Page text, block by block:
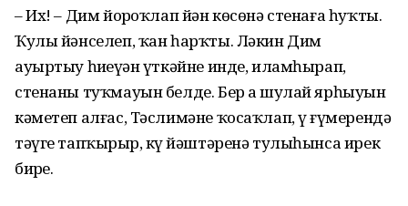
– Их! – Дим йоҙроҡлап йән көсөнә стенаға һуҡты.
Ҡулы йәнселеп, ҡан һарҡты. Ләкин Дим
ауыртыу һиҙеүҙән үткәйне инде, иламһырап,
стенаны туҡмауын белде. Бер аҙ шулай ярһыуын
кәметеп алғас, Тәслимәне ҡосаҡлап, үҙ ғүмерендә
тәүге тапҡырҙыр, күҙ йәштәренә тулыһынса ирек
бирҙе.